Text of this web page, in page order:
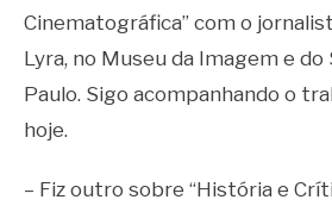
Cinematográfica” com o
Lyra, no Museu da Imagem e do
Paulo. Sigo acompanhando o
hoje.
– Fiz outro sobre “História e